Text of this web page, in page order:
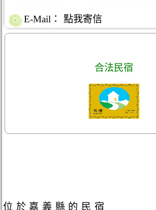
E-Mail： 點我寄信
合法民宿
位於嘉義縣的民宿